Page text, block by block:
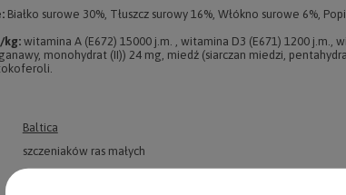
Baltica
szczeniaków ras małych
szczeniaków ras miniaturowych
Białko surowe 30%, Tłuszcz surowy 16%, Włókno surowe 6%,
kg: witamina A (E672) 15000 j.m. , witamina D3 (E671) 1200 j.m.,
monohydrat (II)) 24 mg, miedź (siarczan miedzi,